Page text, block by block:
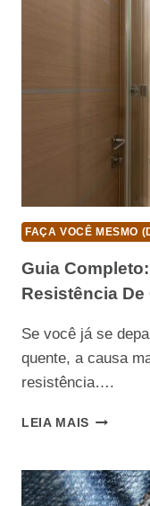
FAÇA VOCÊ MESMO
Guia
Resistência De
Se você já se
quente, a causa
resistência….
LEIA MAIS GUIA